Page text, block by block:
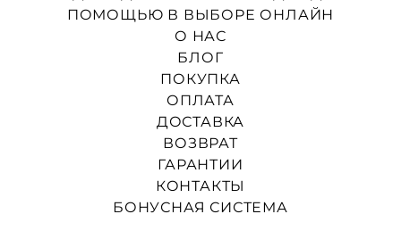
ПОМОЩЬЮ В ВЫБОРЕ ОНЛАЙН
О НАС
БЛОГ
ПОКУПКА
ОПЛАТА
ДОСТАВКА
ВОЗВРАТ
ГАРАНТИИ
КОНТАКТЫ
БОНУСНАЯ СИСТЕМА